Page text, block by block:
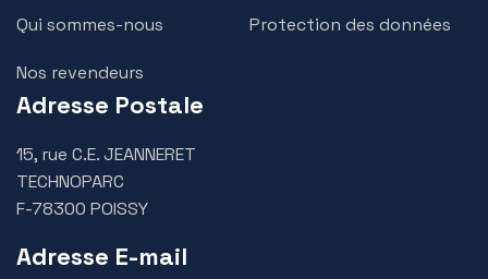
Qui sommes-nous
Nos revendeurs
Protection des données
Adresse Postale
15, rue C.E. JEANNERET
TECHNOPARC
F-78300 POISSY
Adresse E-mail